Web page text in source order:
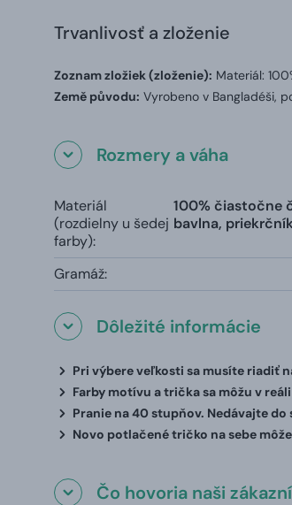
Trvanlivosť a zloženie
Zoznam zložiek (zloženie): Materiál:
Země původu: Vyrobeno v Bangladéši,
Rozmery a váha
Materiál
(rozdielny u šedej
farby):
100% čiastočne
bavlna,
Gramáž:
Dôležité informácie
Pri výbere veľkosti sa musíte riadiť
Farby motívu a trička sa môžu v
Pranie na 40 stupňov. Nedávajte
Novo potlačené tričko na sebe
Čo hovoria naši